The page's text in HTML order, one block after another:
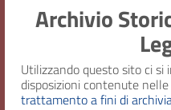
Archivio
Utilizzando questo sito ci si
disposizioni contenute nelle
trattamento a fini di
VI.3 -
Legnano
Estr.